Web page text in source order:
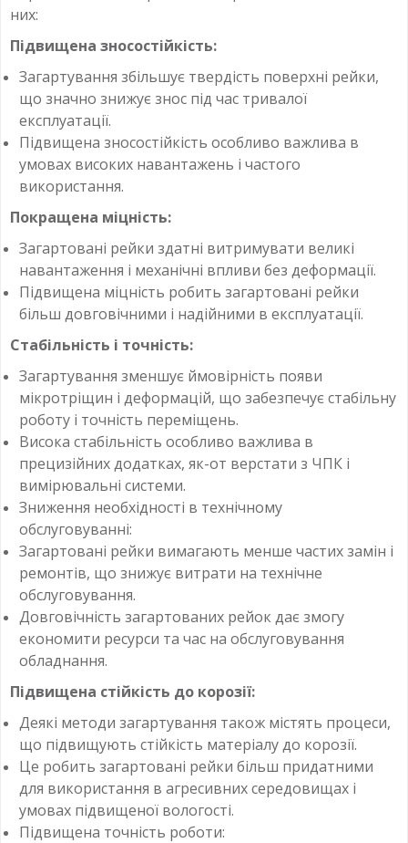
них:
Підвищена зносостійкість:
Загартування збільшує твердість поверхні рейки,
що значно знижує знос під час тривалої
експлуатації.
Підвищена зносостійкість особливо важлива в
умовах високих навантажень і частого
використання.
Покращена міцність:
Загартовані рейки здатні витримувати великі
навантаження і механічні впливи без деформації.
Підвищена міцність робить загартовані рейки
більш довговічними і надійними в експлуатації.
Стабільність і точність:
Загартування зменшує ймовірність появи
мікротріщин і деформацій, що забезпечує стабільну
роботу і точність переміщень.
Висока стабільність особливо важлива в
прецизійних додатках, як-от верстати з ЧПК і
вимірювальні системи.
Зниження необхідності в технічному
обслуговуванні:
Загартовані рейки вимагають менше частих замін і
ремонтів, що знижує витрати на технічне
обслуговування.
Довговічність загартованих рейок дає змогу
економити ресурси та час на обслуговування
обладнання.
Підвищена стійкість до корозії:
Деякі методи загартування також містять процеси,
що підвищують стійкість матеріалу до корозії.
Це робить загартовані рейки більш придатними
для використання в агресивних середовищах і
умовах підвищеної вологості.
Підвищена точність роботи: